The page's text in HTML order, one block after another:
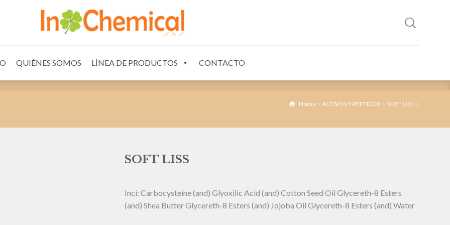
QUIÉNES SOMOS LÍNEA DE PRODUCTOS CONTACTO
CONTACTO
Home ACTIVOS Y PEPTIDOS SOFT LISS
SOFT LISS
Inci: Carbocysteine (and) Glyoxilic Acid (and) Cotton Seed Oil Glycereth-8 Esters
(and) Shea Butter Glycereth-8 Esters (and) Jojoba Oil Glycereth-8 Esters (and) Water